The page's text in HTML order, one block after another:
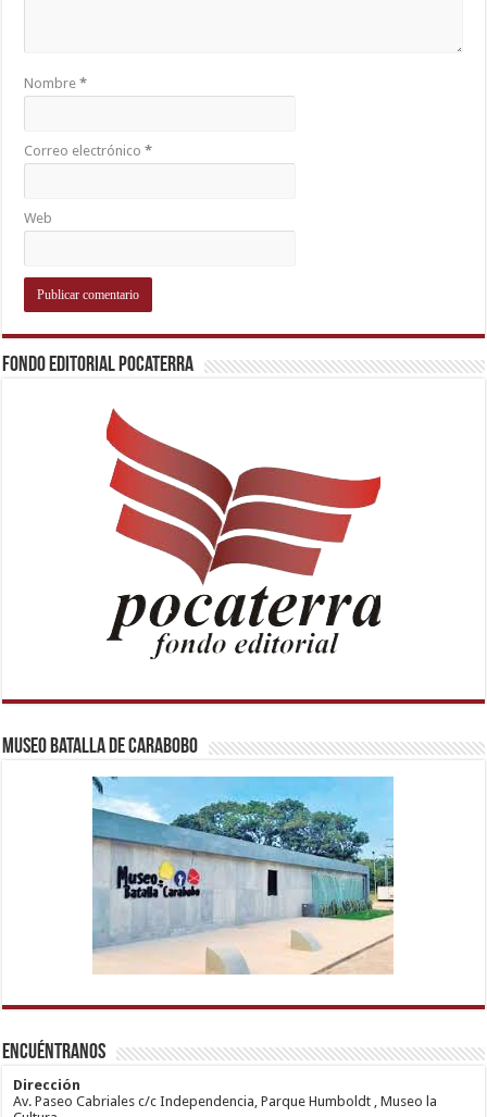
Nombre*
Correo electrónico*
Web
Fondo Editorial Pocaterra
Museo Batalla de Carabobo
1xbetm.info
mariobet
restbetcdn.com
https://mvbcasino.com/
deneme
siteler
Kadıköy
Escort
Yakası
Escort
Encuéntranos
Dirección
Av. Paseo Cabriales c/c Independencia, Parque Humboldt , Museo la